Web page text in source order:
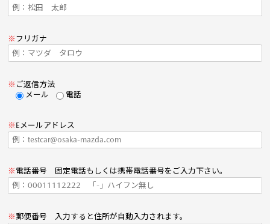
※ フリガナ
※ ご返信方法
メール
電話
※ Eメールアドレス
※ 電話番号 固定電話もしくは携帯電話番号をご入力下さい。
※郵便番号 入力すると住所が自動入力されます。